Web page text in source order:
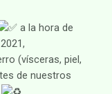
a la hora de
(vísceras, piel,
de nuestros